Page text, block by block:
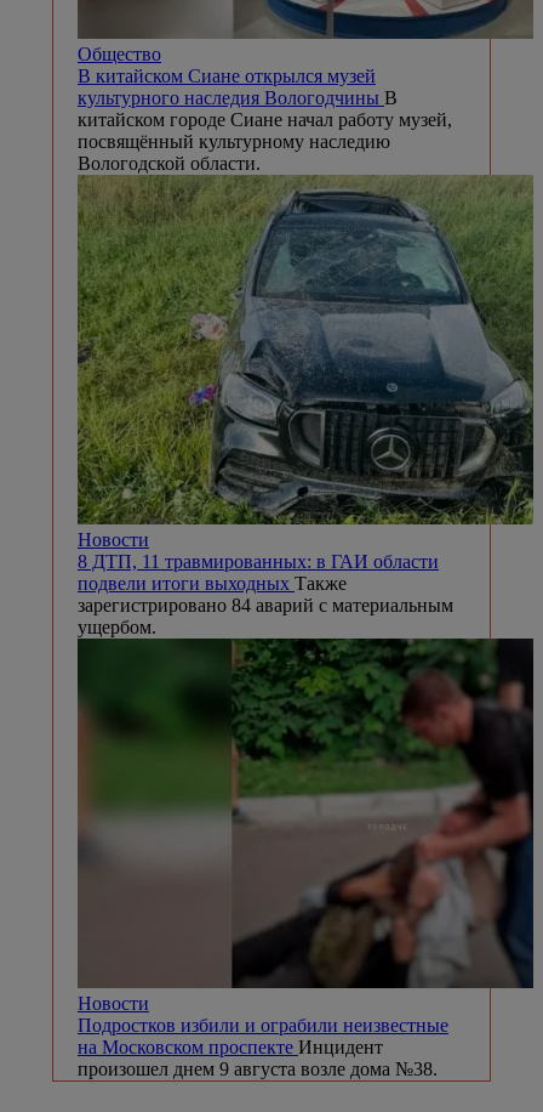
Общество
В китайском Сиане открылся музей
культурного наследия Вологодчины В
китайском городе Сиане начал работу музей,
посвящённый культурному наследию
Вологодской области.
Новости
8 ДТП, 11 травмированных: в ГАИ области
подвели итоги выходных Также
зарегистрировано 84 аварий с материальным
ущербом.
Новости
Подростков избили и ограбили неизвестные
на Московском проспекте Инцидент
произошел днем 9 августа возле дома №38.